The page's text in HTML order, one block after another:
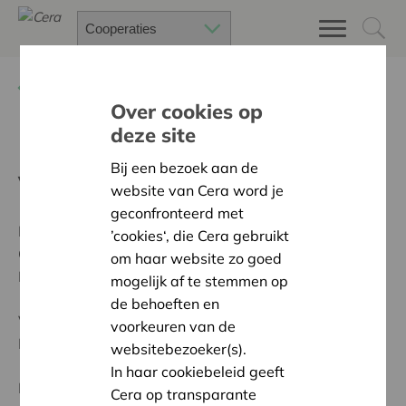
De Europese Coöperatieve
Vennootschap
Het is niet toevallig dat er maar enkele Europese
Coöperatieve Vennootschappen (SCE’s) zijn. Ook in
België kiest men hier niet snel voor.
Veel juridische voordelen zijn er niet, maar de
Europese uitstraling krijg je er natuurlijk wel door.
Daarvoor kozen o.a. Mecise en The Mobility Factory
Over cookies op
deze site
Bij een bezoek aan de
website van Cera word je
geconfronteerd met
’cookies‘, die Cera gebruikt
om haar website zo goed
mogelijk af te stemmen op
de behoeften en
voorkeuren van de
websitebezoeker(s).
In haar cookiebeleid geeft
Cera op transparante